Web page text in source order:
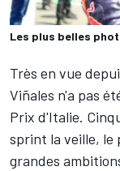
Les plus belles
Très en vue
Viñales n'a pas
Prix d'Italie.
sprint la veille, le
grandes